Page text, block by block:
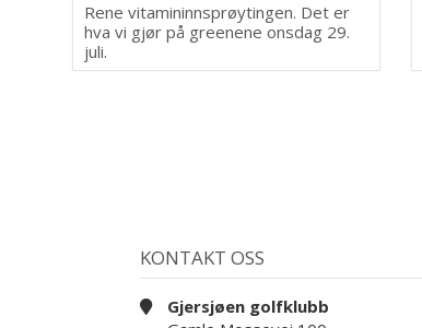
Rene vitamininnsprøytingen. Det er
hva vi gjør på greenene onsdag 29.
juli.
KONTAKT OSS
Gjersjøen golfklubb